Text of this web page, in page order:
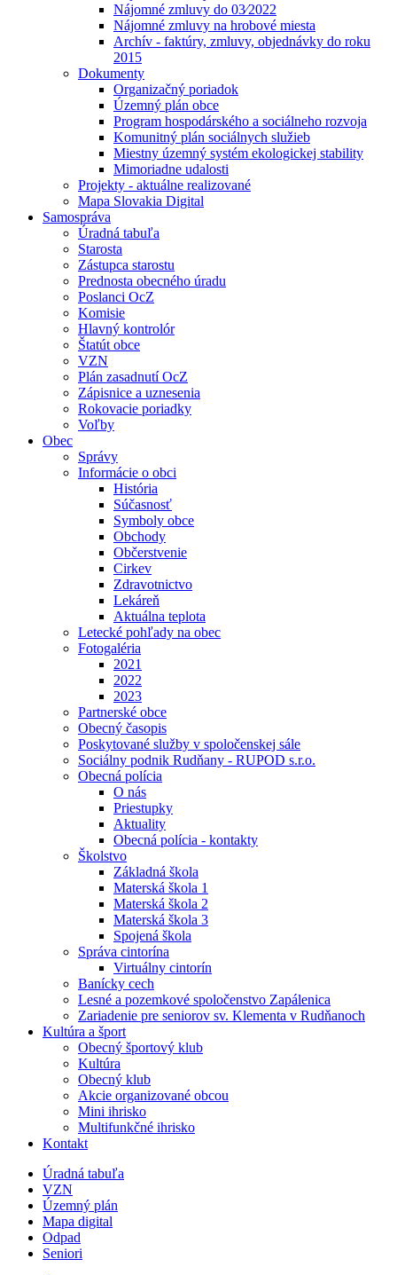
Nájomné zmluvy do 03⁄2022
Nájomné zmluvy na hrobové miesta
Archív - faktúry, zmluvy, objednávky do roku
2015
Dokumenty
Organizačný poriadok
Územný plán obce
Program hospodárského a sociálneho rozvoja
Komunitný plán sociálnych služieb
Miestny územný systém ekologickej stability
Mimoriadne udalosti
Projekty - aktuálne realizované
Mapa Slovakia Digital
Samospráva
Úradná tabuľa
Starosta
Zástupca starostu
Prednosta obecného úradu
Poslanci OcZ
Komisie
Hlavný kontrolór
Štatút obce
VZN
Plán zasadnutí OcZ
Zápisnice a uznesenia
Rokovacie poriadky
Voľby
Obec
Správy
Informácie o obci
História
Súčasnosť
Symboly obce
Obchody
Občerstvenie
Cirkev
Zdravotnictvo
Lekáreň
Aktuálna teplota
Letecké pohľady na obec
Fotogaléria
2021
2022
2023
Partnerské obce
Obecný časopis
Poskytované služby v spoločenskej sále
Sociálny podnik Rudňany - RUPOD s.r.o.
Obecná polícia
O nás
Priestupky
Aktuality
Obecná polícia - kontakty
Školstvo
Základná škola
Materská škola 1
Materská škola 2
Materská škola 3
Spojená škola
Správa cintorína
Virtuálny cintorín
Banícky cech
Lesné a pozemkové spoločenstvo Zapálenica
Zariadenie pre seniorov sv. Klementa v Rudňanoch
Kultúra a šport
Obecný športový klub
Kultúra
Obecný klub
Akcie organizované obcou
Mini ihrisko
Multifunkčné ihrisko
Kontakt
Úradná tabuľa
VZN
Územný plán
Mapa digital
Odpad
Seniori